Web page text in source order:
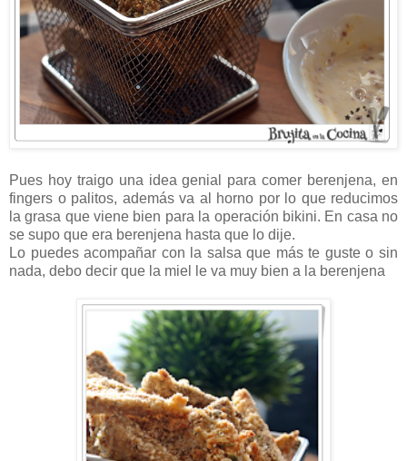
Pues hoy traigo una idea genial para comer berenjena, en
fingers o palitos, además va al horno por lo que reducimos
la grasa que viene bien para la operación bikini. En casa no
se supo que era berenjena hasta que lo dije.
Lo puedes acompañar con la salsa que más te guste o sin
nada, debo decir que la miel le va muy bien a la berenjena